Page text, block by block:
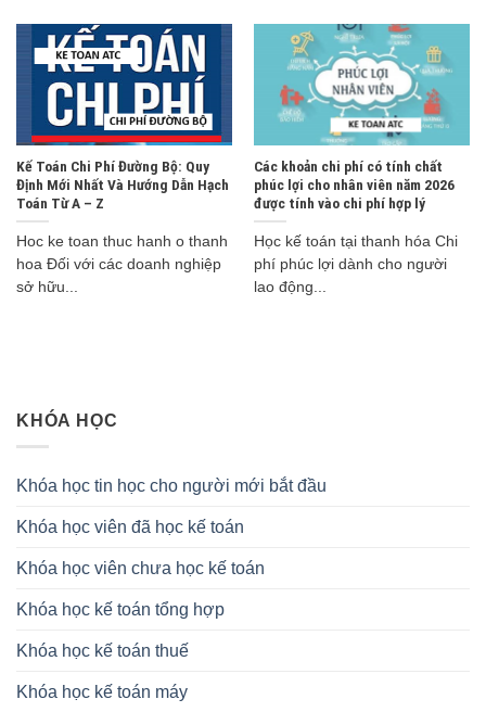
Kế Toán Chi Phí Đường Bộ: Quy
Định Mới Nhất Và Hướng Dẫn Hạch
Toán Từ A – Z
Hoc ke toan thuc hanh o thanh
hoa Đối với các doanh nghiệp
sở hữu...
Các khoản chi phí có tính chất
phúc lợi cho nhân viên năm 2026
được tính vào chi phí hợp lý
Học kế toán tại thanh hóa Chi
phí phúc lợi dành cho người
lao động...
KHÓA HỌC
Khóa học tin học cho người mới bắt đầu
Khóa học viên đã học kế toán
Khóa học viên chưa học kế toán
Khóa học kế toán tổng hợp
Khóa học kế toán thuế
Khóa học kế toán máy